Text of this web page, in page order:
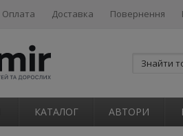
Оплата Доставка Повернення
КАТАЛОГ АВТОРИ